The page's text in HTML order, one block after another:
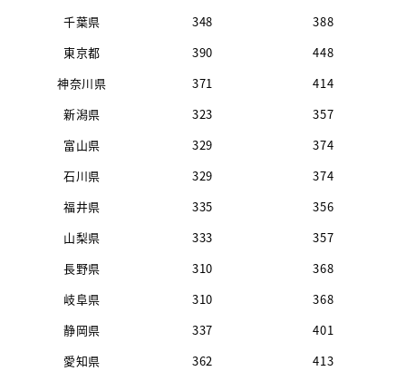
千葉県
348
388
東京都
390
448
神奈川県
371
414
新潟県
323
357
富山県
329
374
石川県
329
374
福井県
335
356
山梨県
333
357
長野県
310
368
岐阜県
310
368
静岡県
337
401
愛知県
362
413